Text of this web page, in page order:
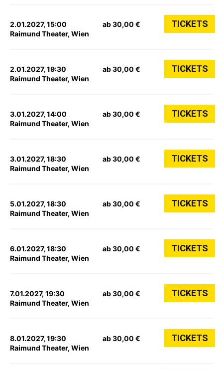
2.01.2027, 15:00
Raimund Theater, Wien
ab 30,00 € TICKETS
2.01.2027, 19:30
Raimund Theater, Wien
ab 30,00 € TICKETS
3.01.2027, 14:00
Raimund Theater, Wien
ab 30,00 € TICKETS
3.01.2027, 18:30
Raimund Theater, Wien
ab 30,00 € TICKETS
5.01.2027, 18:30
Raimund Theater, Wien
ab 30,00 € TICKETS
6.01.2027, 18:30
Raimund Theater, Wien
ab 30,00 € TICKETS
7.01.2027, 19:30
Raimund Theater, Wien
ab 30,00 € TICKETS
8.01.2027, 19:30
Raimund Theater, Wien
ab 30,00 € TICKETS